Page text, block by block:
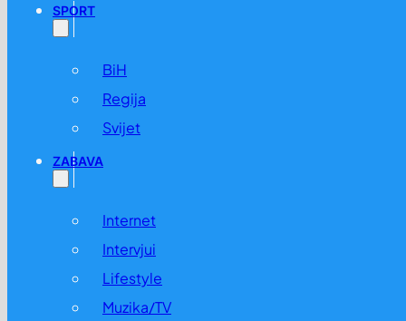
SPORT
BiH
Regija
Svijet
ZABAVA
Internet
Intervjui
Lifestyle
Muzika/TV